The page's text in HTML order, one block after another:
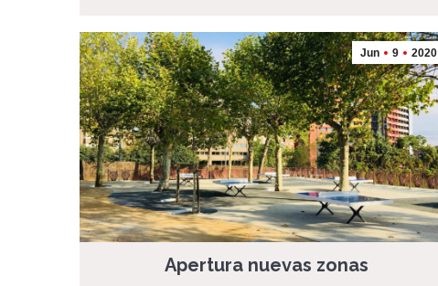
Jun 9 2020
Apertura nuevas zonas